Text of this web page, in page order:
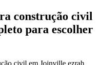
construção civil
para escolher
civil em Joinville ezrah